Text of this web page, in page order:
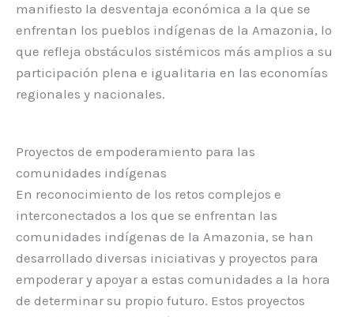
manifiesto la desventaja económica a la que se
enfrentan los pueblos indígenas de la Amazonia, lo
que refleja obstáculos sistémicos más amplios a su
participación plena e igualitaria en las economías
regionales y nacionales.
Proyectos de empoderamiento para las
comunidades indígenas
En reconocimiento de los retos complejos e
interconectados a los que se enfrentan las
comunidades indígenas de la Amazonia, se han
desarrollado diversas iniciativas y proyectos para
empoderar y apoyar a estas comunidades a la hora
de determinar su propio futuro. Estos proyectos